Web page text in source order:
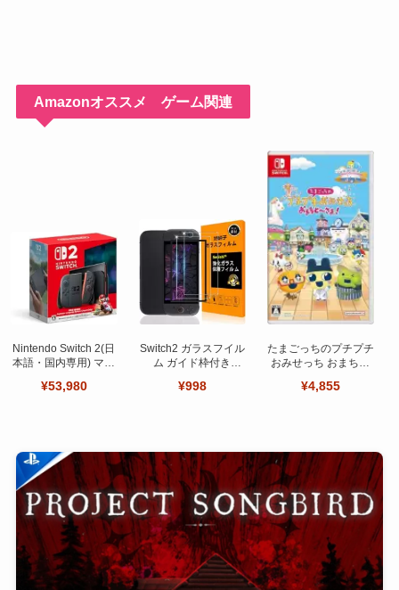
Amazonオススメ ゲーム関連
Nintendo Switch 2(日
本語・国内専用) マリ
ット
¥53,980
Switch2 ガラスフイル
ム ガイド枠付き
ット 日本旭硝子製-高
¥998
たまごっちのプチプチ
おみせっち おまちど
¥4,855